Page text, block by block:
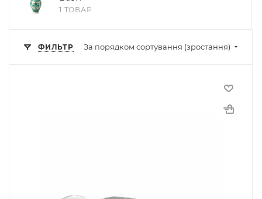
1 ТОВАР
ФИЛЬТР За порядком сортування (зростання)